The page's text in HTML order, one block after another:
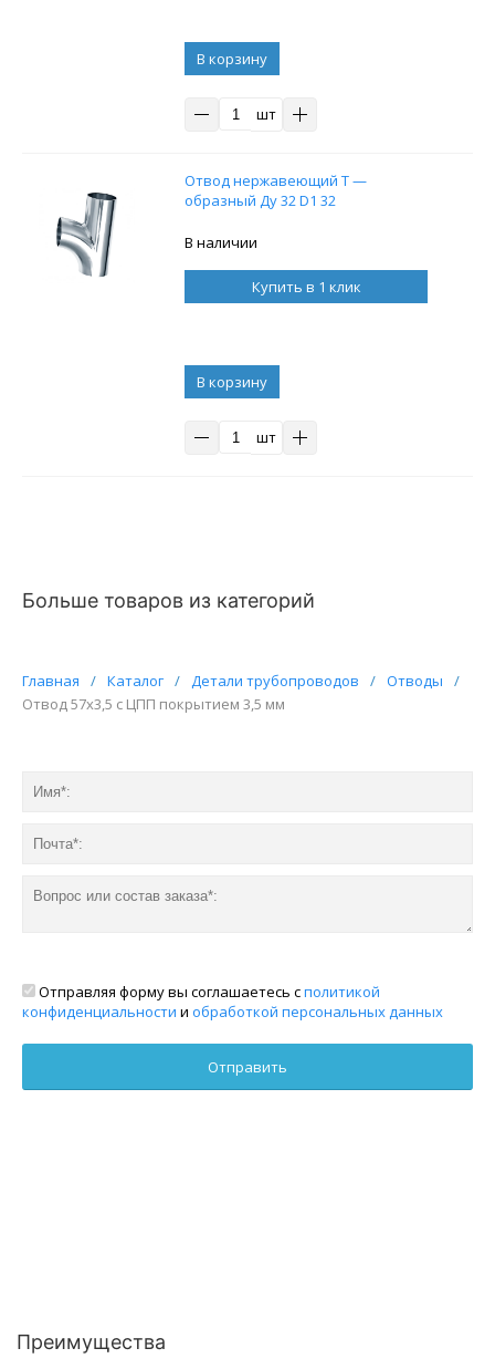
В корзину
шт
Отвод нержавеющий Т —
образный Ду 32 D1 32
В наличии
Купить в 1 клик
В корзину
шт
Больше товаров из категорий
Главная / Каталог / Детали трубопроводов / Отводы
/
Отвод 57х3,5 с ЦПП покрытием 3,5 мм
Отправляя форму вы соглашаетесь сполитикой
конфиденциальности и обработкой персональных данных
Преимущества